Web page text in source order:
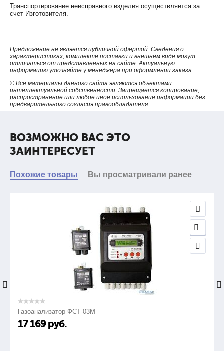
корпуса машины и между обмотками подается на обмотку
напряжение постоянного тока, определяется сопротивление
Технические характеристики
1.
при проверке катушек распределённых обмоток,
замыканий и плохого качества междувитковой
изоляции
ток в проверяемой катушке
при проверке катушек сосредоточенных обмоток на
наличие междувитковых замыканий
коэффициент различия напряжений на катушках (Кр)
Транспортирование неисправного изделия осуществляется за
счет Изготовителя.
Предложение не является публичной офертой. Сведения о
характеристиках, комплекте поставки и внешнем виде могут
отличаться от представленных на сайте. Актуальную
информацию уточняйте у менеджера при оформлении заказа.
© Все материалы данного сайта являются объектами
интеллектуальной собственности. Запрещается копирование,
распространение или любое иное использование информации без
предварительного согласия правообладателя.
ВОЗМОЖНО ВАС ЭТО
ЗАИНТЕРЕСУЕТ
Похожие товары Вы просматривали ранее
Газоанализатор ФСТ-03М
17 169 руб.